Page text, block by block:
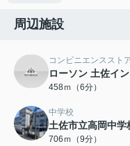
周辺施設
コンビニエンススト
ローソン 土佐イ
458ｍ（6分）
中学校
土佐市立高岡中学
706ｍ（9分）